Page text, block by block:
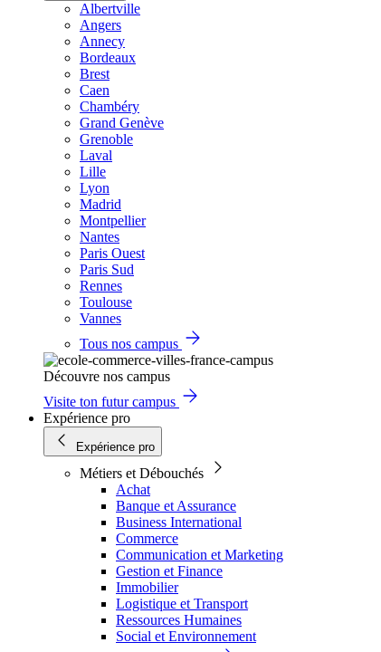
Albertville
Angers
Annecy
Bordeaux
Brest
Caen
Chambéry
Grand Genève
Grenoble
Laval
Lille
Lyon
Madrid
Montpellier
Nantes
Paris Ouest
Paris Sud
Rennes
Toulouse
Vannes
Tous nos campus
Découvre nos campus
Visite ton futur campus
Expérience pro
Expérience pro
Métiers et Débouchés
Achat
Banque et Assurance
Business International
Commerce
Communication et Marketing
Gestion et Finance
Immobilier
Logistique et Transport
Ressources Humaines
Social et Environnement